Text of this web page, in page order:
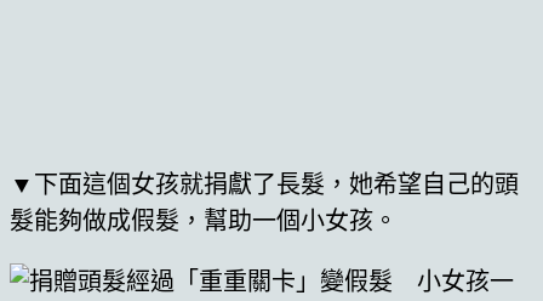
▼下面這個女孩就捐獻了長髮，她希望自己的頭
髮能夠做成假髮，幫助一個小女孩。